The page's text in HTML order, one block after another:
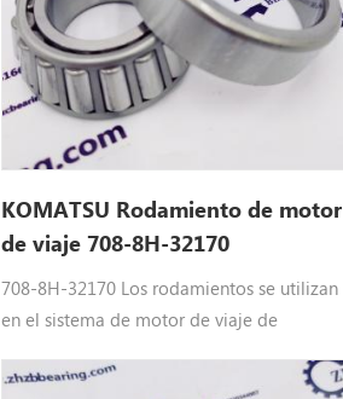
KOMATSU Rodamiento de motor
de viaje 708-8H-32170
7088h32170
708-8H-32170 Los rodamientos se utilizan
en el sistema de motor de viaje de
rodamiento KOMATSU partes encajar :